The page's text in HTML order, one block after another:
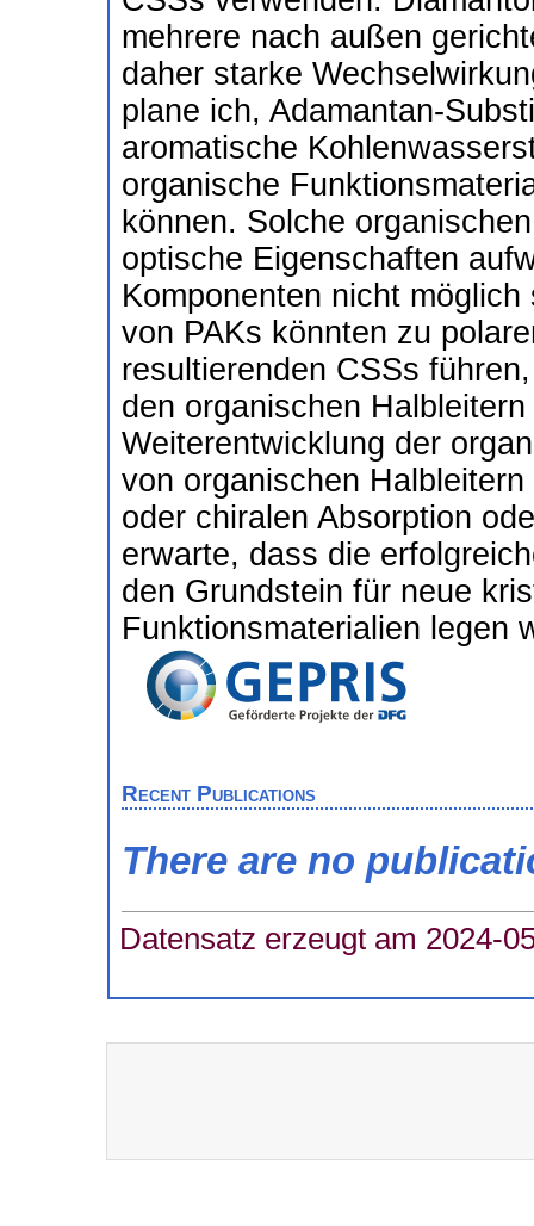
mehrere nach außen
daher starke
plane ich, Adamantan-
aromatische
organische
können. Solche
optische Eigenschaften
Komponenten nicht
von PAKs könnten zu
resultierenden CSSs
den organischen
Weiterentwicklung der
von organischen
oder chiralen Absorption
erwarte, dass die
den Grundstein für neue
Funktionsmaterialien legen
Recent Publications
There are no
Datensatz erzeugt am 2024-